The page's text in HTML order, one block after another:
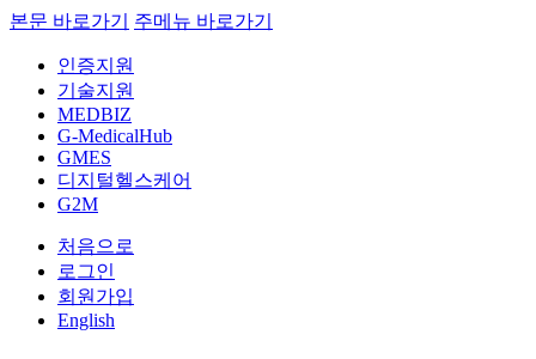
본문 바로가기 주메뉴 바로가기
인증지원
기술지원
MEDBIZ
G-MedicalHub
GMES
디지털헬스케어
G2M
처음으로
로그인
회원가입
English